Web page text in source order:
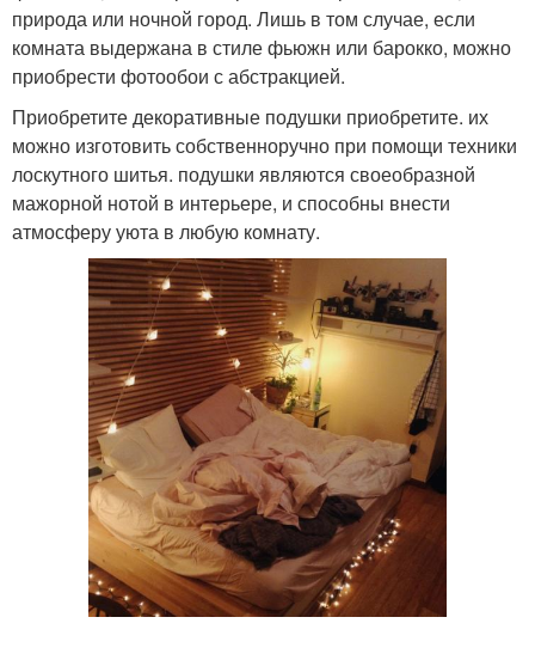
природа или ночной город. Лишь в том случае, если
комната выдержана в стиле фьюжн или барокко, можно
приобрести фотообои с абстракцией.
Приобретите декоративные подушки приобретите. их
можно изготовить собственноручно при помощи техники
лоскутного шитья. подушки являются своеобразной
мажорной нотой в интерьере, и способны внести
атмосферу уюта в любую комнату.